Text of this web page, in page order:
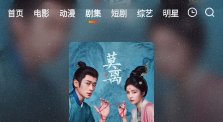
首页 电影 动漫 剧集 短剧 综艺 明星 周表
我的观影记录
暂无观看影片的记录